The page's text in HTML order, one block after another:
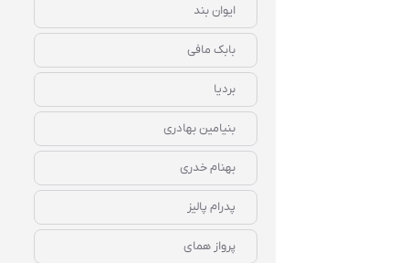
ایوان بند
بابک مافی
بردیا
بنیامین بهادری
بهنام خدری
پدرام پالیز
پرواز همای